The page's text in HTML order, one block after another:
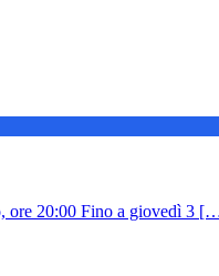
ore 20:00 Fino a giovedì 3